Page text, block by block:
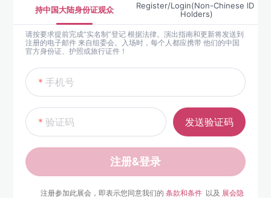
持中国大陆身份证观众
Register/Login(Non-Chinese lD
Holders)
请按要求提前完成“实名制”登记 根据法律。演出指南和更新将发送到
注册的电子邮件 来自组委会。入场时，每个人都应携带 他们的中国
官方身份证、护照或旅行证件！
手机号
发送验证码
验证码
注册&登录
注册参加此展会，即表示您同意我们的 条款和条件 以及 展会隐